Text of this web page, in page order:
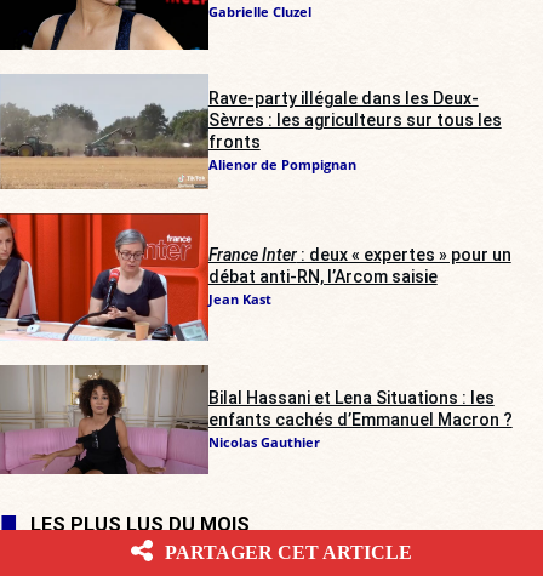
Gabrielle Cluzel
Rave-party illégale dans les Deux-
Sèvres : les agriculteurs sur tous les
fronts
Alienor de Pompignan
France Inter: deux « expertes » pour un
débat anti-RN, l’Arcom saisie
Jean Kast
Bilal Hassani et Lena Situations : les
enfants cachés d’Emmanuel Macron ?
Nicolas Gauthier
LES PLUS LUS DU MOIS
PARTAGER CET ARTICLE